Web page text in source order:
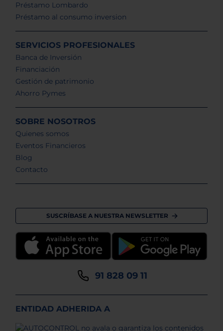
Préstamo Lombardo
Préstamo al consumo inversion
SERVICIOS PROFESIONALES
Banca de Inversión
Financiación
Gestión de patrimonio
Ahorro Pymes
SOBRE NOSOTROS
Quienes somos
Eventos Financieros
Blog
Contacto
SUSCRÍBASE A NUESTRA NEWSLETTER
91 828 09 11
ENTIDAD ADHERIDA A